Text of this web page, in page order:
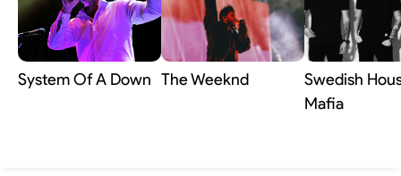
System Of A Down The Weeknd
Swedish
Mafia